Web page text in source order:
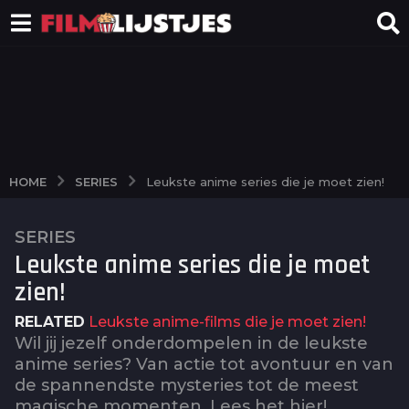
HOME SERIES Leukste anime series die je moet zien!
2
j
a
r
a
g
o
SERIES
Leukste anime series die je moet
zien!
RELATED Leukste anime-films die je moet zien!
Wil jij jezelf onderdompelen in de leukste
anime series? Van actie tot avontuur en van
de spannendste mysteries tot de meest